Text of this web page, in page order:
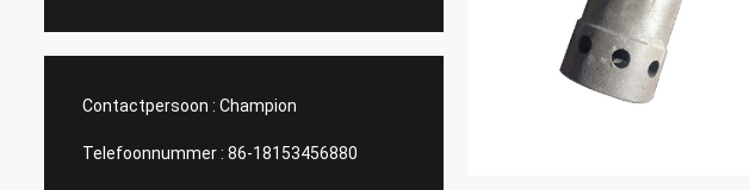
Contactpersoon : Champion
Telefoonnummer : 86-18153456880